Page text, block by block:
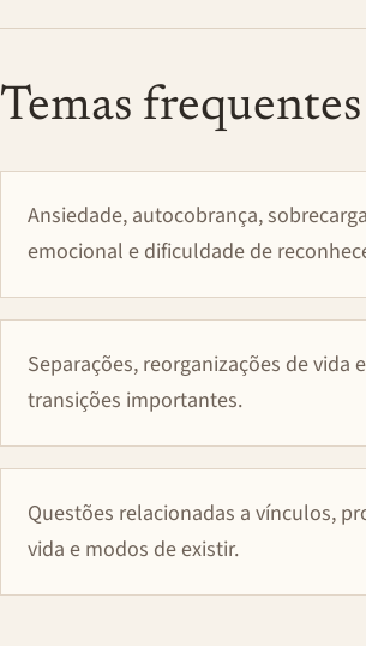
Temas
Ansiedade, autocobrança, sobrecarga
emocional e dificuldade de
Separações, reorganizações de vida e
transições importantes.
Questões relacionadas a vínculos,
vida e modos de existir.